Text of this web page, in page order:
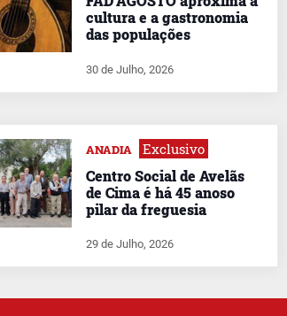
cultura e a gastronomia
das populações
30 de Julho, 2026
ANADIA Exclusivo
Centro Social de Avelãs
de Cima é há 45 anoso
pilar da freguesia
29 de Julho, 2026